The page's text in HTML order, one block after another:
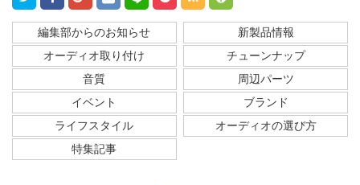
編集部からのお知らせ
新製品情報
オーディオ取り付け
チューンナップ
音質
周辺パーツ
イベント
ブランド
ライフスタイル
オーディオの選び方
特集記事